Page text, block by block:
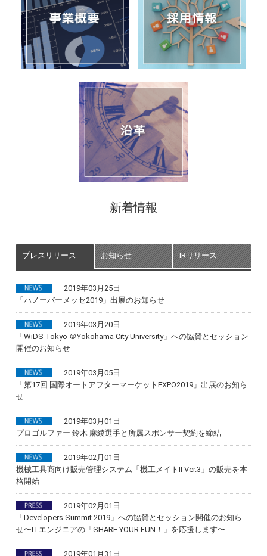
新着情報
プレスリリース お知らせ IRリリース
2019年03月25日
「ハノーバーメッセ2019」出展のお知らせ
2019年03月20日
「WiDS Tokyo ＠Yokohama City University」への協賛とセッション
開催のお知らせ
2019年03月05日
「第17回 国際オートアフターマーケットEXPO2019」出展のお知ら
せ
2019年03月01日
プロゴルファー 鈴木 麻綾選手と所属スポンサー契約を締結
2019年02月01日
機械工具商向け販売管理システム「機工メイトⅡ Ver.3」の販売を本
格開始
2019年02月01日
「Developers Summit 2019」への協賛とセッション開催のお知ら
せ〜ITエンジニアの「SHARE YOUR FUN！」を応援します〜
2019年01月31日